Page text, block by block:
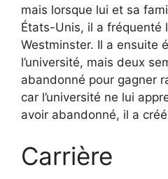
mais lorsque lui et sa
États-Unis, il a fréquenté
Westminster. Il a ensuite
l’université, mais deux
abandonné pour gagner
car l’université ne lui
avoir abandonné, il a
Carrière